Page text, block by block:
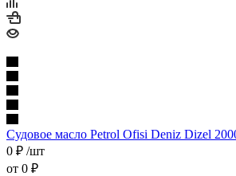
Судовое масло Petrol Ofisi Deniz Dizel
0 ₽ /шт
от 0 ₽